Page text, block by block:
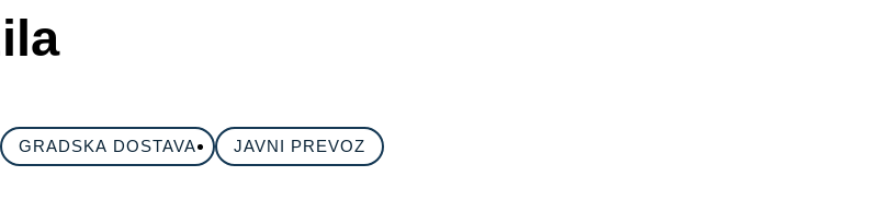
GRADSKA DOSTAVA JAVNI PREVOZ